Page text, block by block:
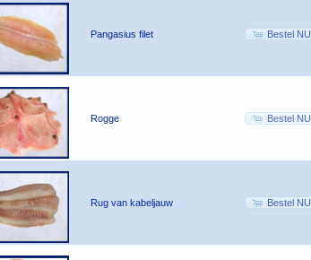
Pangasius filet Bestel NU
Rogge Bestel NU
Rug van kabeljauw Bestel NU